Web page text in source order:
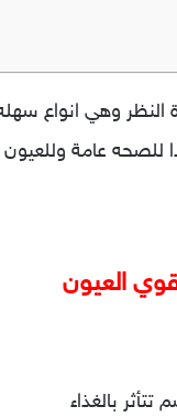
على قوة النظر وهي
للصحه عامة
بالغذاء